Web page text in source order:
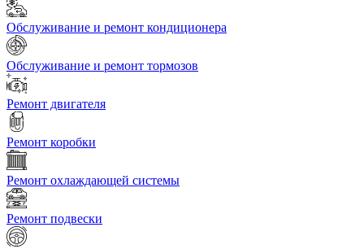
Обслуживание и ремонт кондиционера
Обслуживание и ремонт тормозов
Ремонт двигателя
Ремонт коробки
Ремонт охлаждающей системы
Ремонт подвески